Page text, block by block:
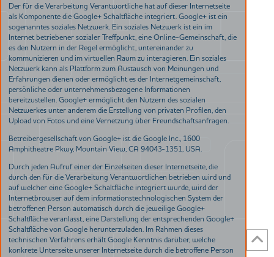
Der für die Verarbeitung Verantwortliche hat auf dieser Internetseite
als Komponente die Google+ Schaltfläche integriert. Google+ ist ein
sogenanntes soziales Netzwerk. Ein soziales Netzwerk ist ein im
Internet betriebener sozialer Treffpunkt, eine Online-Gemeinschaft, die
es den Nutzern in der Regel ermöglicht, untereinander zu
kommunizieren und im virtuellen Raum zu interagieren. Ein soziales
Netzwerk kann als Plattform zum Austausch von Meinungen und
Erfahrungen dienen oder ermöglicht es der Internetgemeinschaft,
persönliche oder unternehmensbezogene Informationen
bereitzustellen. Google+ ermöglicht den Nutzern des sozialen
Netzwerkes unter anderem die Erstellung von privaten Profilen, den
Upload von Fotos und eine Vernetzung über Freundschaftsanfragen.
Betreibergesellschaft von Google+ ist die Google Inc., 1600
Amphitheatre Pkwy, Mountain View, CA 94043-1351, USA.
Durch jeden Aufruf einer der Einzelseiten dieser Internetseite, die
durch den für die Verarbeitung Verantwortlichen betrieben wird und
auf welcher eine Google+ Schaltfläche integriert wurde, wird der
Internetbrowser auf dem informationstechnologischen System der
betroffenen Person automatisch durch die jeweilige Google+
Schaltfläche veranlasst, eine Darstellung der entsprechenden Google+
Schaltfläche von Google herunterzuladen. Im Rahmen dieses
technischen Verfahrens erhält Google Kenntnis darüber, welche
konkrete Unterseite unserer Internetseite durch die betroffene Person